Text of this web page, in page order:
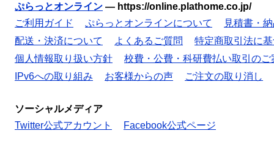
ぷらっとオンライン — https://online.plathome.co.jp/
ご利用ガイド
ぷらっとオンラインについて
見積書・
配送・決済について
よくあるご質問
特定商取引法に
個人情報取り扱い方針
校費・公費・科研費払い取引のご
IPv6への取り組み
お客様からの声 ご注文の取り消し
ソーシャルメディア
Twitter公式アカウント
Facebook公式ページ